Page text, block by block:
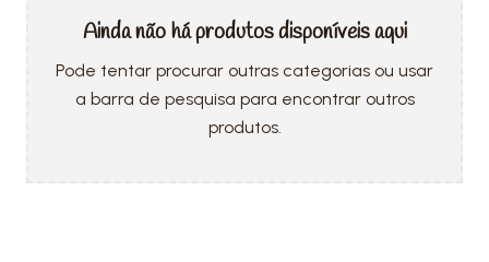
Ainda não há produtos disponíveis aqui
Pode tentar procurar outras categorias ou usar
a barra de pesquisa para encontrar outros
produtos.